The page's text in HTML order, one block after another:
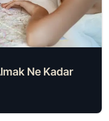
Ne Kadar